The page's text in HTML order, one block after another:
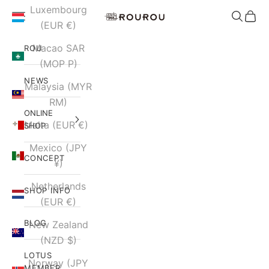
Skip to content
ROUROU | Neo
Open navigation menu
Luxembourg
(EUR €)
Macao SAR
(MOP P)
Malaysia (MYR
RM)
Malta (EUR €)
Mexico (JPY
¥)
Netherlands
(EUR €)
New Zealand
(NZD $)
Norway (JPY
Open
ROU
NEWS
ONLINE
SHOP
CONCEPT
SHOP INFO
BLOG
LOTUS